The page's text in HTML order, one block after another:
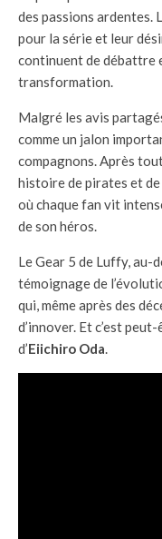
des passions ardentes.
pour la série et leur
continuent de débattre
transformation.
Malgré les avis
comme un jalon
compagnons. Après
histoire de pirates et de
où chaque fan vit
de son héros.
Le Gear 5 de Luffy, au-
témoignage de
qui, même après des
d’innover. Et c’est
d’Eiichiro Oda.